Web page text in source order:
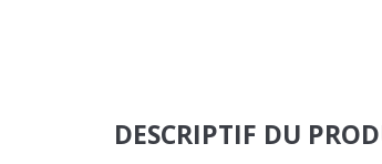
DESCRIPTIF DU